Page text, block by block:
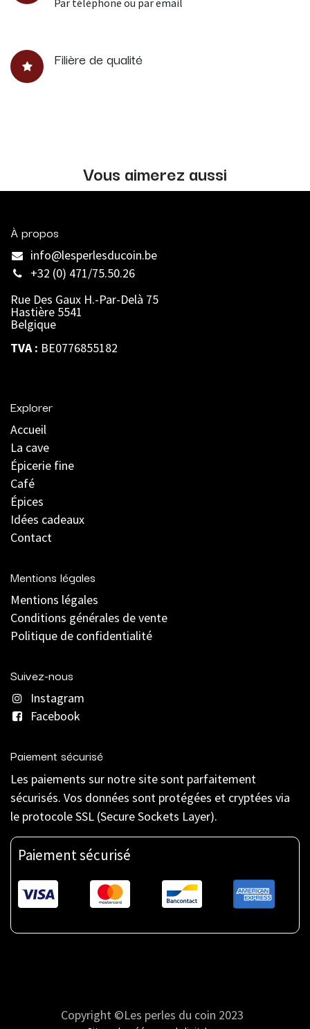
Par téléphone ou par email
Filière de qualité
Vous aimerez aussi
À propos
info@lesperlesducoin.be​
+32 (0) 471/75.50.26
Rue Des Gaux H.-Par-Delà 75
Hastière 5541
Belgique
TVA : BE0776855182
Explorer
Accueil
La cave
Épicerie fine
Café
Épices
Idées cadeaux
Contact
Mentions légales
Mentions légales
Conditions générales de vente
Politique de confidentialité
Suivez-nous
Instagram
Facebook
Paiement sécurisé
Les paiements sur notre site sont parfaitement
sécurisés. Vos données sont protégées et cryptées via
le protocole SSL (Secure Sockets Layer).
Paiement sécurisé
Copyright ©Les perles du coin 2023